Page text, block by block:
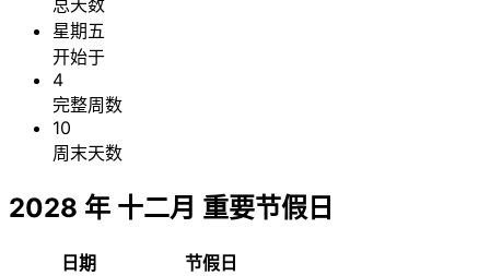
星期五
开始于
4
完整周数
10
周末天数
2028 年 十二月 重要节假日
日期
节假日